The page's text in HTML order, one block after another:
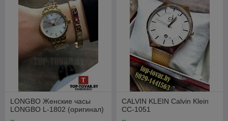
LONGBO Женские часы
LONGBO L-1802 (оригинал)
CALVIN KLEIN Calvin Klein
CC-1051